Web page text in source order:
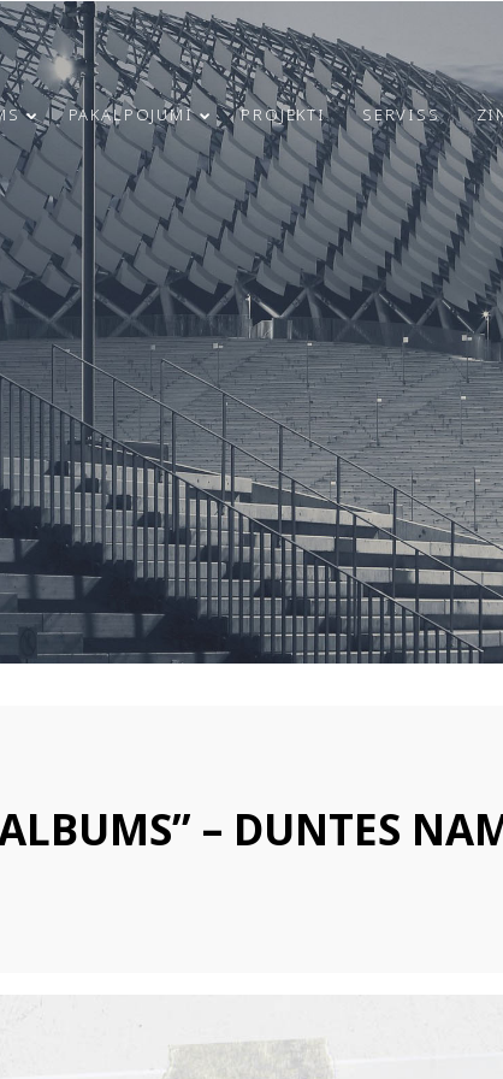
21
MARCH
2025
RĪGAS
INFRASTRUKTŪRAS
ATTĪSTĪBA UN
DROŠĪBAS
UZLABOŠANA:
MODULS
ENGINEERING
IEGULDĪJUMS
UGUNSDROŠĪBAS
SISTĒMU IZBŪVĒ
RĪGAS
VALSTSPILSĒTAS
PAŠVALDĪBAS
IZGLĪTĪBAS
IESTĀDĒS
23
JUNE
2024
4
MAY
2024
SVEICAM 4. MAIJA
SVĒTKOS!
9
APRIL
2024
PAKALPOJUMI PROJEKTI SERVISS
– DUNTES